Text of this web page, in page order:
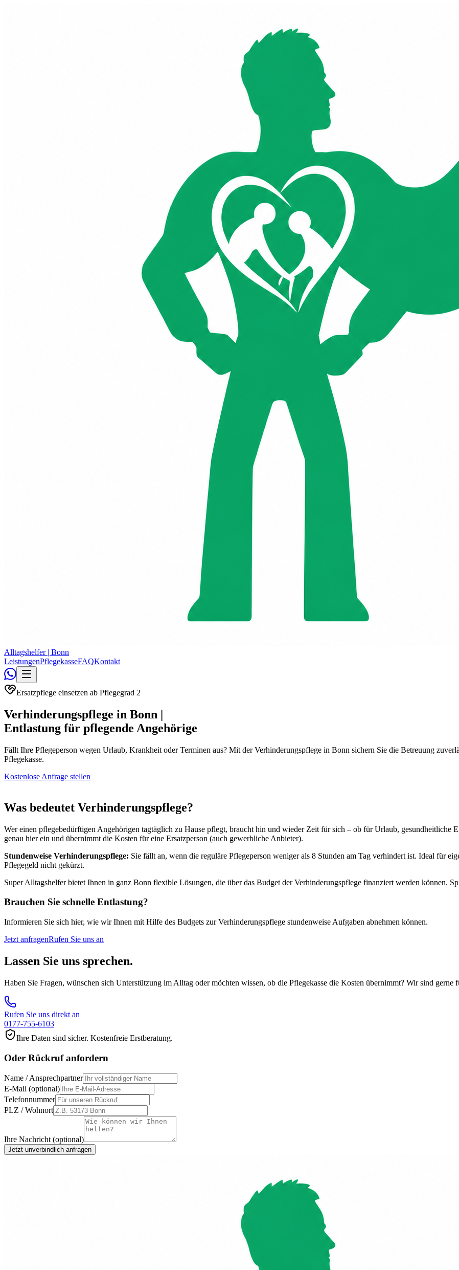
Alltagshelfer | Bonn
LeistungenPflegekasseFAQKontakt
Ersatzpflege einsetzen ab Pflegegrad 2
Verhinderungspflege in Bonn |
Entlastung für pflegende Angehörige
Fällt Ihre Pflegeperson wegen Urlaub, Krankheit oder Terminen aus? Mit der Verhinderungspflege in Bonn sichern Sie die Betreuung
Pflegekasse.
Kostenlose Anfrage stellen
Was bedeutet Verhinderungspflege?
Wer einen pflegebedürftigen Angehörigen tagtäglich zu Hause pflegt, braucht hin und wieder Zeit für sich – ob für Urlaub, gesundheitliche
genau hier ein und übernimmt die Kosten für eine Ersatzperson (auch gewerbliche Anbieter).
Stundenweise Verhinderungspflege: Sie fällt an, wenn die reguläre Pflegeperson weniger als 8 Stunden am Tag verhindert ist. Ideal für
Pflegegeld nicht gekürzt.
Super Alltagshelfer bietet Ihnen in ganz Bonn flexible Lösungen, die über das Budget der Verhinderungspflege finanziert werden können.
Brauchen Sie schnelle Entlastung?
Informieren Sie sich hier, wie wir Ihnen mit Hilfe des Budgets zur Verhinderungspflege stundenweise Aufgaben abnehmen können.
Jetzt anfragenRufen Sie uns an
Lassen Sie uns sprechen.
Haben Sie Fragen, wünschen sich Unterstützung im Alltag oder möchten wissen, ob die Pflegekasse die Kosten übernimmt? Wir sind gerne
Rufen Sie uns direkt an
0177-755-6103
Ihre Daten sind sicher. Kostenfreie Erstberatung.
Oder Rückruf anfordern
Name / Ansprechpartner
E-Mail (optional)
Telefonnummer
PLZ / Wohnort
Ihre Nachricht (optional)
Jetzt unverbindlich anfragen